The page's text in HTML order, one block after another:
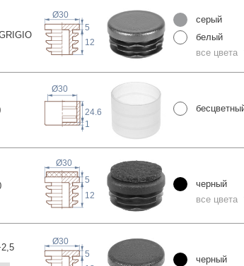
IO
5
12
Ø30
серый
белый
все цвета
24.6
Ø30
1
5
12
Ø30
черный
все цвета
,5
5
Ø30
черный